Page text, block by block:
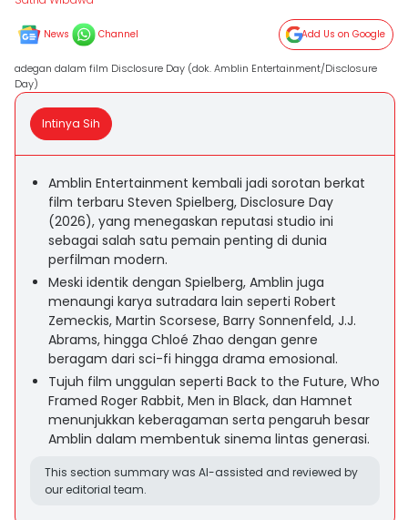
News Channel Add Us on Google
adegan dalam film Disclosure Day (dok. Amblin Entertainment/Disclosure
Day)
Intinya Sih
Amblin Entertainment kembali jadi sorotan berkat
film terbaru Steven Spielberg, Disclosure Day
(2026), yang menegaskan reputasi studio ini
sebagai salah satu pemain penting di dunia
perfilman modern.
Meski identik dengan Spielberg, Amblin juga
menaungi karya sutradara lain seperti Robert
Zemeckis, Martin Scorsese, Barry Sonnenfeld, J.J.
Abrams, hingga Chloé Zhao dengan genre
beragam dari sci-fi hingga drama emosional.
Tujuh film unggulan seperti Back to the Future, Who
Framed Roger Rabbit, Men in Black, dan Hamnet
menunjukkan keberagaman serta pengaruh besar
Amblin dalam membentuk sinema lintas generasi.
This section summary was AI-assisted and reviewed by
our editorial team.